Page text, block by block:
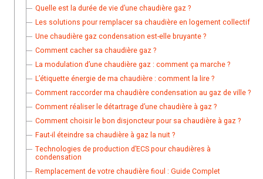
Quelle est la durée de vie d’une chaudière gaz ?
Les solutions pour remplacer sa chaudière en logement collectif
Une chaudière gaz condensation est-elle bruyante ?
Comment cacher sa chaudière gaz ?
La modulation d’une chaudière gaz : comment ça marche ?
L’étiquette énergie de ma chaudière : comment la lire ?
Comment raccorder ma chaudière condensation au gaz de ville ?
Comment réaliser le détartrage d’une chaudière à gaz ?
Comment choisir le bon disjoncteur pour sa chaudière à gaz ?
Faut-il éteindre sa chaudière à gaz la nuit ?
Technologies de production d’ECS pour chaudières à
condensation
Remplacement de votre chaudière fioul : Guide Complet